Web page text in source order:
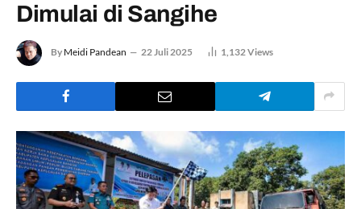
Dimulai di Sangihe
By Meidi Pandean 22 Juli 2025 1,132Views